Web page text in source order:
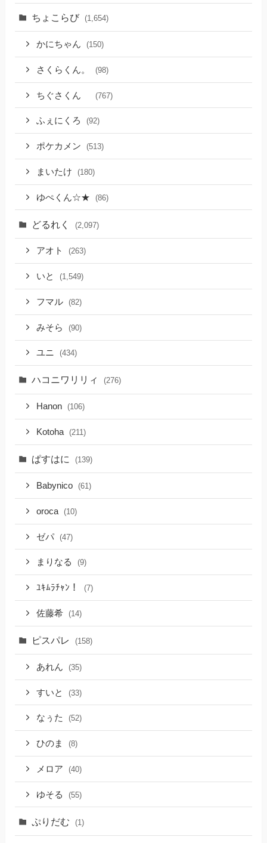
ちょこらび (1,654)
かにちゃん (150)
さくらくん。 (98)
ちぐさくん (767)
ふぇにくろ (92)
ポケカメン (513)
まいたけ (180)
ゆぺくん☆★ (86)
どるれく (2,097)
アオト (263)
いと (1,549)
フマル (82)
みそら (90)
ユニ (434)
ハコニワリリィ (276)
Hanon (106)
Kotoha (211)
ぱすはに (139)
Babynico (61)
oroca (10)
ゼパ (47)
まりなる (9)
ﾕｷﾑﾗﾁｬﾝ！ (7)
佐藤希 (14)
ピスパレ (158)
あれん (35)
すいと (33)
なぅた (52)
ひのま (8)
メロア (40)
ゆそる (55)
ぷりだむ (1)